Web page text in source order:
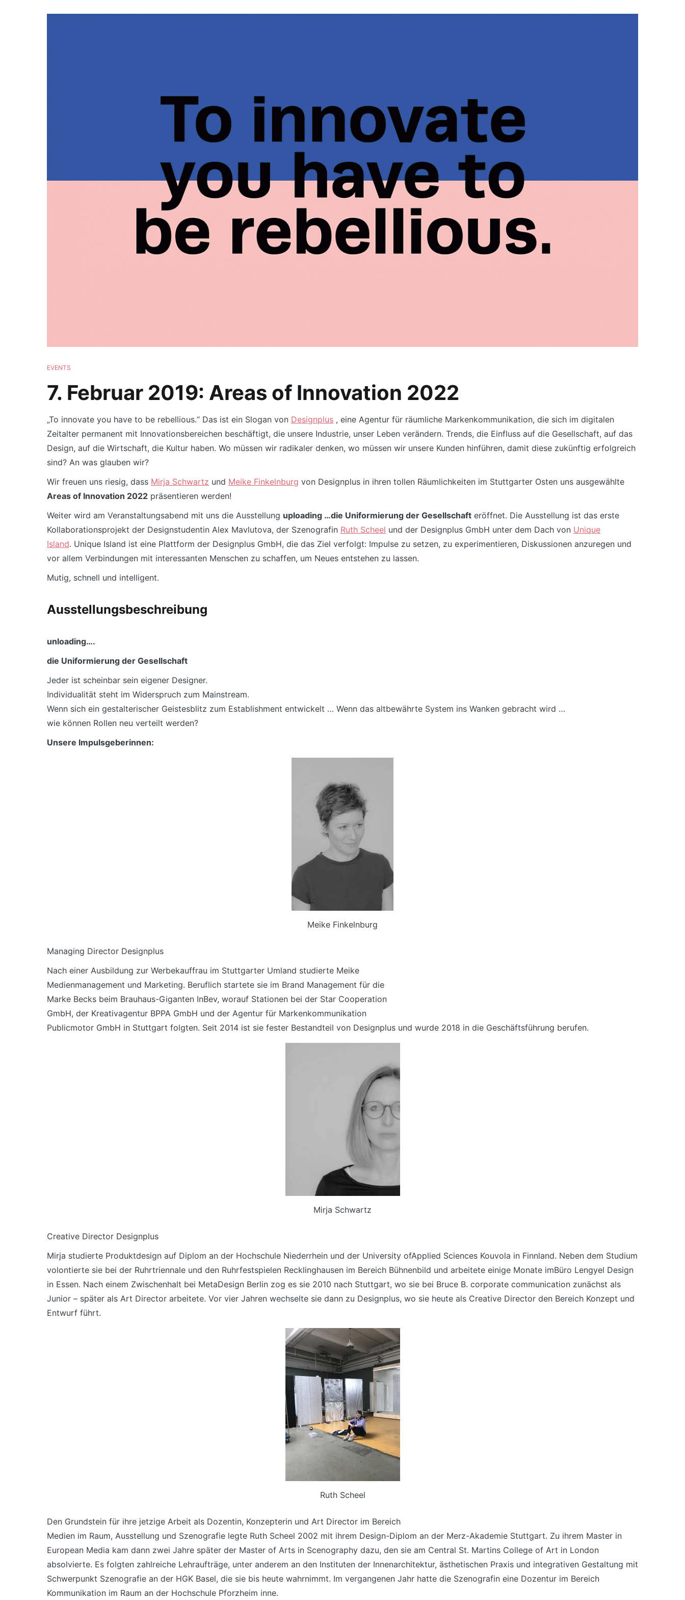
EVENTS
7. Februar 2019: Areas of Innovation 2022
„To innovate you have to be rebellious.“ Das ist ein Slogan von Designplus , eine Agentur für räumliche Markenkommunikation, die sich im digitalen
Zeitalter permanent mit Innovationsbereichen beschäftigt, die unsere Industrie, unser Leben verändern. Trends, die Einfluss auf die Gesellschaft, auf das
Design, auf die Wirtschaft, die Kultur haben. Wo müssen wir radikaler denken, wo müssen wir unsere Kunden hinführen, damit diese zukünftig erfolgreich
sind? An was glauben wir?
Wir freuen uns riesig, dass Mirja Schwartz und Meike Finkelnburg von Designplus in ihren tollen Räumlichkeiten im Stuttgarter Osten uns ausgewählte
Areas of Innovation 2022 präsentieren werden!
Weiter wird am Veranstaltungsabend mit uns die Ausstellung uploading …die Uniformierung der Gesellschaft eröffnet. Die Ausstellung ist das erste
Kollaborationsprojekt der Designstudentin Alex Mavlutova, der Szenografin Ruth Scheel und der Designplus GmbH unter dem Dach von Unique
Island. Unique Island ist eine Plattform der Designplus GmbH, die das Ziel verfolgt: Impulse zu setzen, zu experimentieren, Diskussionen anzuregen und
vor allem Verbindungen mit interessanten Menschen zu schaffen, um Neues entstehen zu lassen.
Mutig, schnell und intelligent.
Ausstellungsbeschreibung
unloading….
die Uniformierung der Gesellschaft
Jeder ist scheinbar sein eigener Designer.
Individualität steht im Widerspruch zum Mainstream.
Wenn sich ein gestalterischer Geistesblitz zum Establishment entwickelt … Wenn das altbewährte System ins Wanken gebracht wird …
wie können Rollen neu verteilt werden?
Unsere Impulsgeberinnen:
Meike Finkelnburg
Managing Director Designplus
Nach einer Ausbildung zur Werbekauffrau im Stuttgarter Umland studierte Meike
Medienmanagement und Marketing. Beruflich startete sie im Brand Management für die
Marke Becks beim Brauhaus-Giganten InBev, worauf Stationen bei der Star Cooperation
GmbH, der Kreativagentur BPPA GmbH und der Agentur für Markenkommunikation
Publicmotor GmbH in Stuttgart folgten. Seit 2014 ist sie fester Bestandteil von Designplus und wurde 2018 in die Geschäftsführung berufen.
Mirja Schwartz
Creative Director Designplus
Mirja studierte Produktdesign auf Diplom an der Hochschule Niederrhein und der University ofApplied Sciences Kouvola in Finnland. Neben dem Studium
volontierte sie bei der Ruhrtriennale und den Ruhrfestspielen Recklinghausen im Bereich Bühnenbild und arbeitete einige Monate imBüro Lengyel Design
in Essen. Nach einem Zwischenhalt bei MetaDesign Berlin zog es sie 2010 nach Stuttgart, wo sie bei Bruce B. corporate communication zunächst als
Junior – später als Art Director arbeitete. Vor vier Jahren wechselte sie dann zu Designplus, wo sie heute als Creative Director den Bereich Konzept und
Entwurf führt.
Ruth Scheel
Den Grundstein für ihre jetzige Arbeit als Dozentin, Konzepterin und Art Director im Bereich
Medien im Raum, Ausstellung und Szenografie legte Ruth Scheel 2002 mit ihrem Design-Diplom an der Merz-Akademie Stuttgart. Zu ihrem Master in
European Media kam dann zwei Jahre später der Master of Arts in Scenography dazu, den sie am Central St. Martins College of Art in London
absolvierte. Es folgten zahlreiche Lehraufträge, unter anderem an den Instituten der Innenarchitektur, ästhetischen Praxis und integrativen Gestaltung mit
Schwerpunkt Szenografie an der HGK Basel, die sie bis heute wahrnimmt. Im vergangenen Jahr hatte die Szenografin eine Dozentur im Bereich
Kommunikation im Raum an der Hochschule Pforzheim inne.